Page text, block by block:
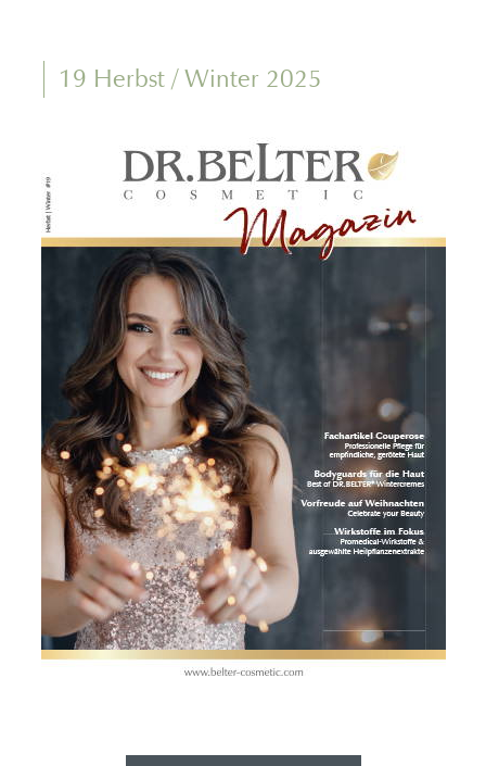
19 Herbst / Winter 2025